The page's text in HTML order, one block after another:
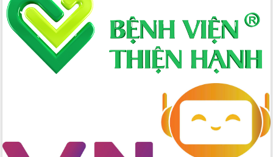
cao điểm phong trào "Bình dân học vụ
số" đến xã, phường
Xử lý nghiêm các hành vi buôn bán,
vận chuyển, giết mổ lợn bệnh trái phép
UBND tỉnh Đắk Lắk và Viettel ký kết
thỏa thuận hợp tác về chuyển đổi số
xã hội chủ nghĩa Việt Nam